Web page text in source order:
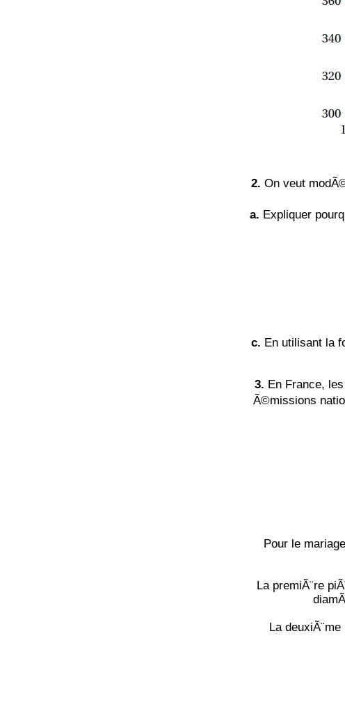
2. On veut
a. Expliquer
c. En utilisant la
3. En France,
Ã©missions
Pour le
La premiÃ¨re
La